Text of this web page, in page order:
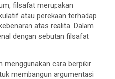
filsafat merupakan
atau perekaan terhadap
atas realita. Dalam
dengan sebutan filsafat
menggunakan cara berpikir
membangun argumentasi